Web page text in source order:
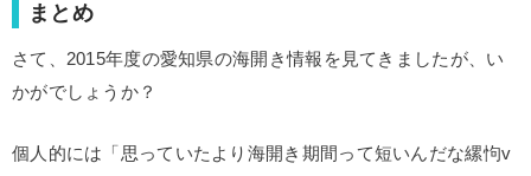
まとめ
さて、2015年度の愛知県の海開き情報を見てきましたが、い
かがでしょうか？
個人的には「思っていたより海開き期間って短いんだな縲怐v